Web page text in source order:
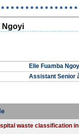
Ngoyi
Elie Fuamba
Assistant Senior
waste classification